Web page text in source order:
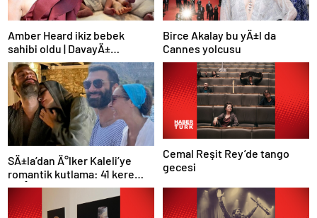
Amber Heard ikiz bebek
sahibi oldu | DavayÄ±
kaybedince Hollywood’u terk
etmiÅti
Birce Akalay bu yÄ±l da
Cannes yolcusu
SÄ±la’dan Ä°lker Kaleli’ye
romantik kutlama: 41 kere
maÅallah
Cemal Reşit Rey’de tango
gecesi